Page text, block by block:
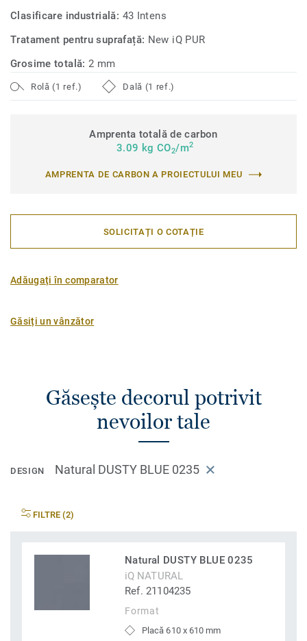
Clasificare industrială: 43 Intens
Tratament pentru suprafață: New iQ PUR
Grosime totală:2 mm
Rolă (1 ref.) Dală (1 ref.)
Amprenta totală de carbon
3.09 kg CO2/m2
AMPRENTA DE CARBON A PROIECTULUI MEU
SOLICITAȚI O COTAȚIE
Adăugați în comparator
Găsiți un vânzător
Găsește decorul potrivit
nevoilor tale
DESIGN Natural DUSTY BLUE 0235
FILTRE (2)
Natural DUSTY BLUE 0235
iQ NATURAL
Ref. 21104235
Format
Placă 610 x 610 mm